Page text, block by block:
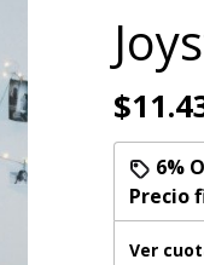
6%
Precio
Ver